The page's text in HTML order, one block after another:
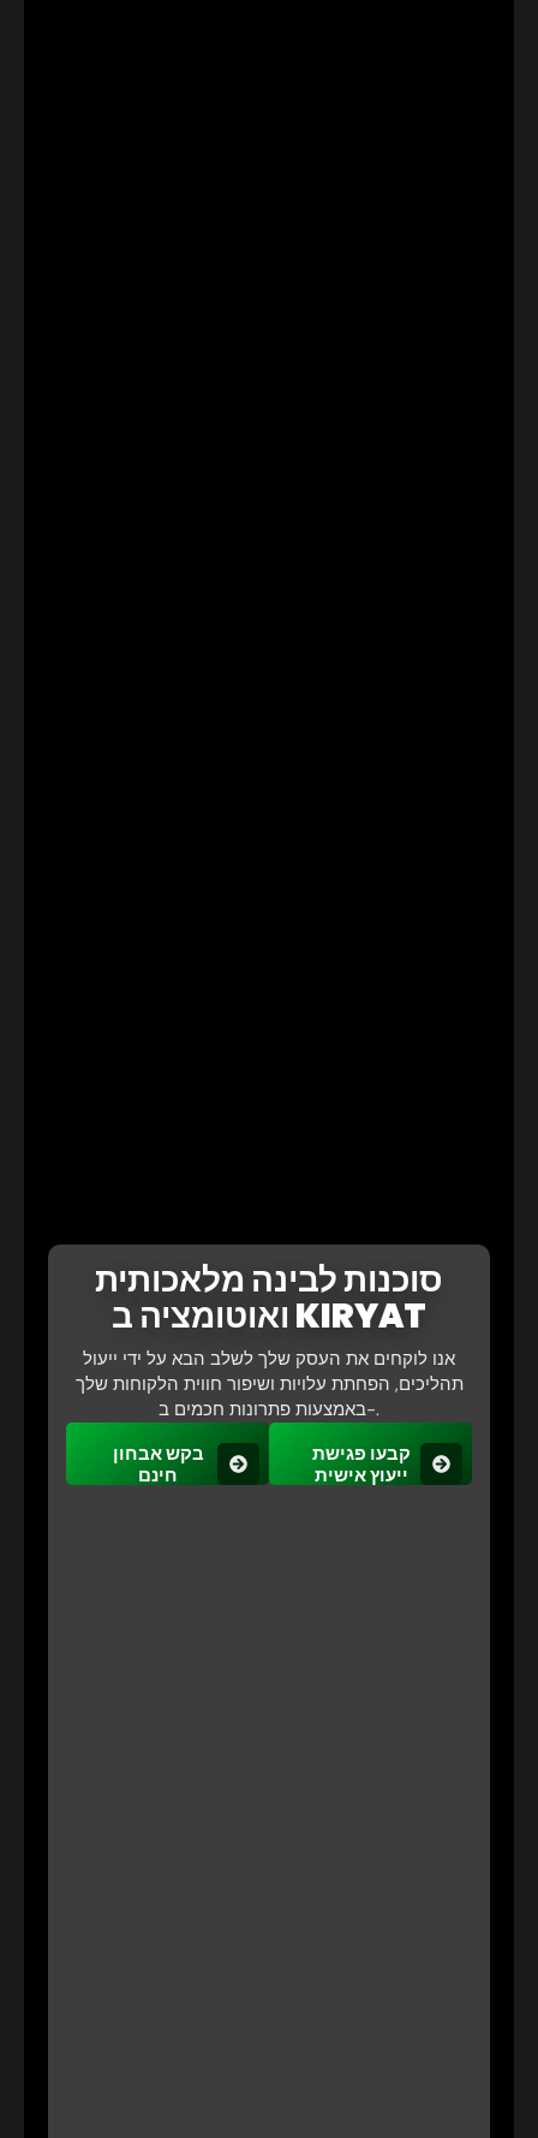
סוכנות לבינה מלאכותית
ואוטומציה ב KIRYAT
אנו לוקחים את העסק שלך לשלב הבא על ידי ייעול
תהליכים, הפחתת עלויות ושיפור חווית הלקוחות שלך
באמצעות פתרונות חכמים ב-.
בקש אבחון
חינם
קבעו פגישת
ייעוץ אישית